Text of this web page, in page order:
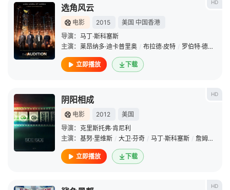
HD
选角风云
电影 2015 美国 中国香港
导演： 马丁·斯科塞斯
主演： 莱昂纳多·迪卡普里奥 / 布拉德·皮特 / 罗伯特·德尼罗
立即播放 下载
HD
阴阳相成
电影 2012
美国
导演： 克里斯托弗·肯尼利
主演： 基努·里维斯 / 大卫·芬奇 / 马丁·斯科塞斯 / 詹姆斯·卡梅隆
立即播放 下载
HD